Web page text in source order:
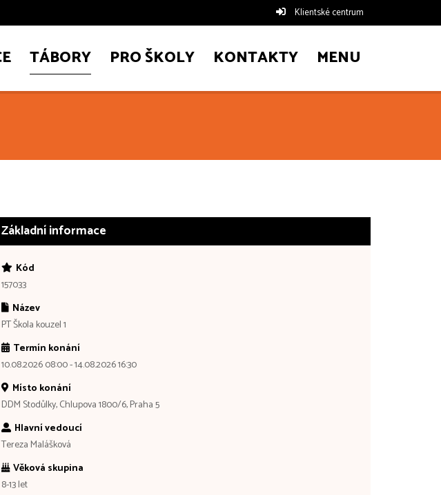
Klientské centrum
TÁBORY PRO ŠKOLY KONTAKTY MENU
Základní informace
Kód
157033
Název
PT Škola kouzel 1
Termín konání
10.08.2026 08:00 - 14.08.2026 16:30
Místo konání
DDM Stodůlky, Chlupova 1800/6, Praha 5
Hlavní vedoucí
Tereza Malášková
Věková skupina
8-13 let